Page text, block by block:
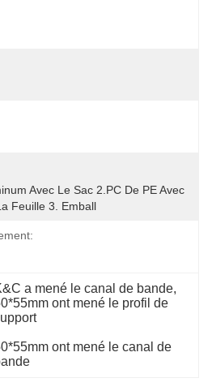
Avec Le Sac 2.PC De PE Avec
Feuille 3. Emball
a mené le canal de bande,
ont mené le profil de
ont mené le canal de